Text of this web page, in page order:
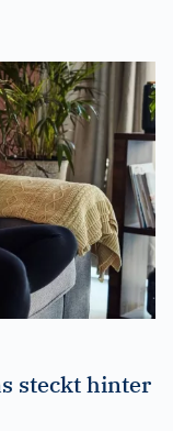
steckt hinter